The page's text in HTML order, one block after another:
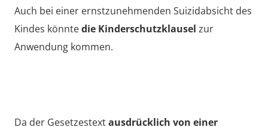
Auch bei einer ernstzunehmenden Suizidabsicht des
Kindes könntedie Kinderschutzklausel zur
Anwendung kommen.
Da der Gesetzestextausdrücklich von einer